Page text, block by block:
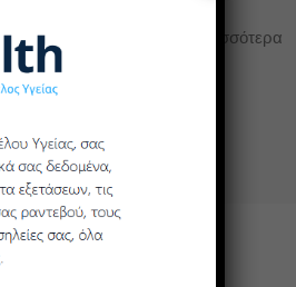
Περισσότερα